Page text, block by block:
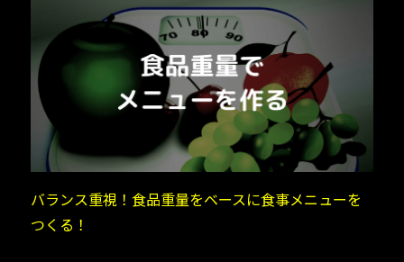
バランス重視！食品重量をベースに食事メニューを
つくる！